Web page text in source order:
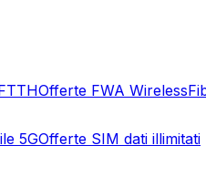
Offerte FWA Wireless
5GOfferte SIM dati illimitati